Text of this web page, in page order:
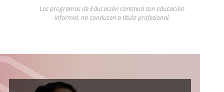
Los programas de Educación continua son educación
informal, no conducen a título profesional.